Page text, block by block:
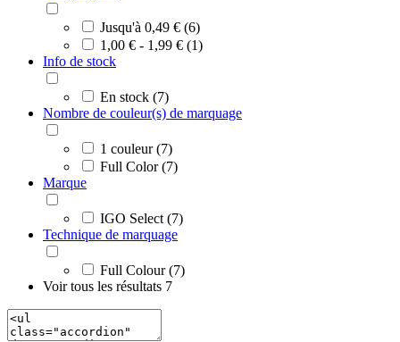
Jusqu'à 0,49 € (6)
1,00 € - 1,99 € (1)
Info de stock
En stock (7)
Nombre de couleur(s) de marquage
1 couleur (7)
Full Color (7)
Marque
IGO Select (7)
Technique de marquage
Full Colour (7)
Voir tous les résultats 7